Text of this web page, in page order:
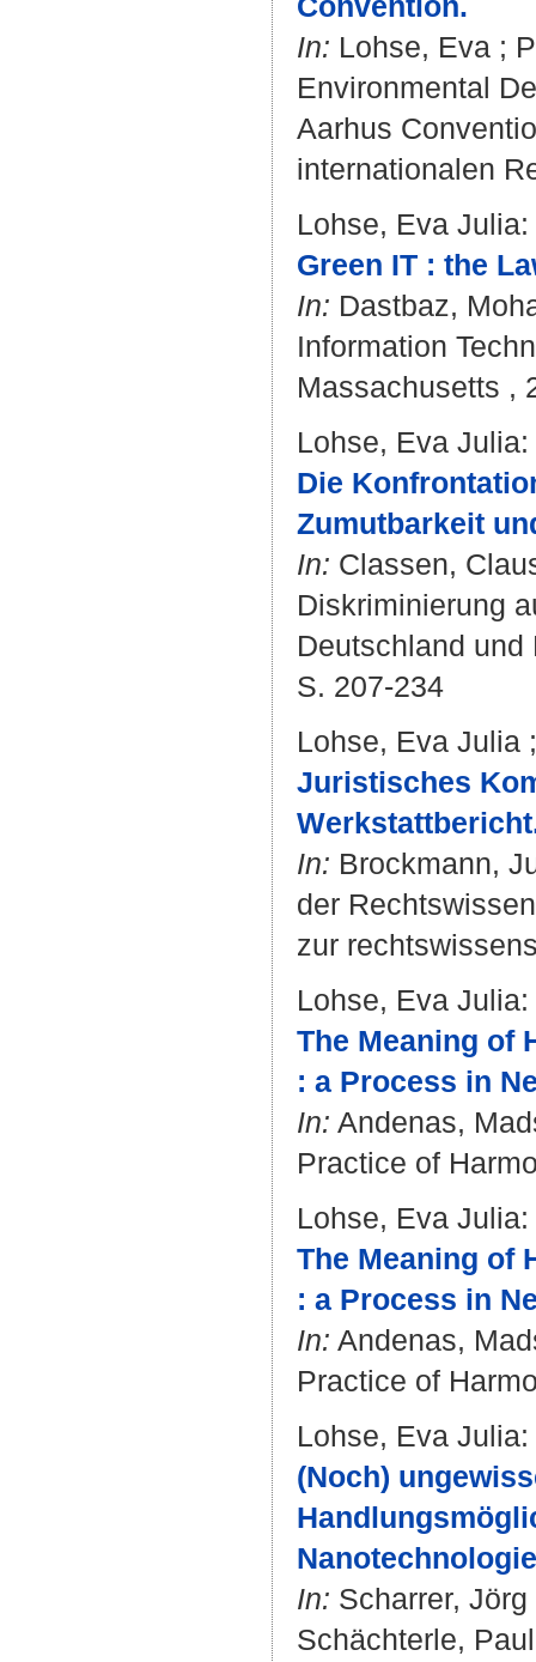
In: Lohse, Eva ;
Environmental
Aarhus
internationalen
Lohse, Eva Julia:
Green IT : the
In: Dastbaz,
Information
Massachusetts ,
Lohse, Eva Julia:
Die
Zumutbarkeit
In: Classen,
Diskriminierung
Deutschland und
S. 207-234
Lohse, Eva Julia
Juristisches
In: Brockmann,
der
zur
Lohse, Eva Julia:
The Meaning of
: a Process in
In: Andenas,
Practice of
Lohse, Eva Julia:
The Meaning of
: a Process in
In: Andenas,
Practice of
Lohse, Eva Julia:
(Noch)
In: Scharrer, Jörg
Schächterle, Paul